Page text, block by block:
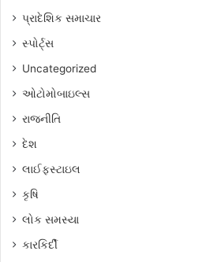
પ્રાદેશિક સમાચાર
સ્પોર્ટ્સ
Uncategorized
ઓટોમોબાઇલ્સ
રાજનીતિ
દેશ
લાઈફસ્ટાઇલ
કૃષિ
લોક સમસ્યા
કારકિર્દી